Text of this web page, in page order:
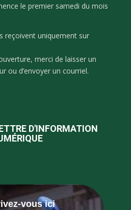
le premier samedi du mois
reçoivent uniquement sur
merci de laisser un
ou d’envoyer un courriel.
D'INFORMATION
vous ici